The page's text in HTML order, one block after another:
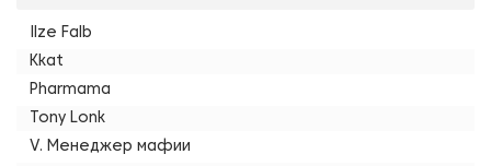
Ilze Falb
Kkat
Pharmama
Tony Lonk
V. Менеджер мафии